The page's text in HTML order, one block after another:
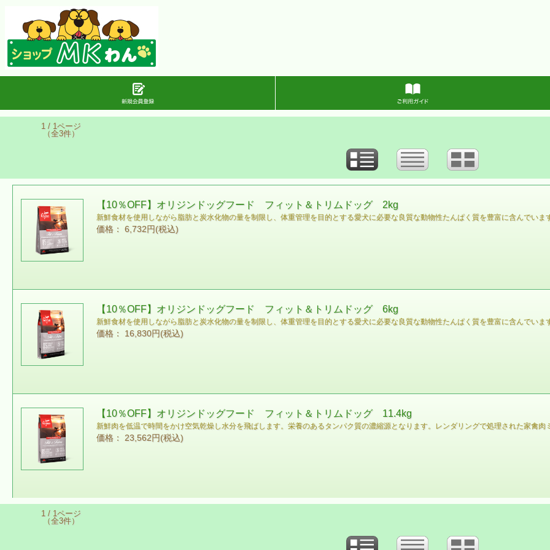
1 / 1ページ
（全3件）
【10％OFF】オリジンドッグフード フィット＆トリムドッグ 2kg
新鮮食材を使用しながら脂肪と炭水化物の量を制限し、体重管理を目的とする愛犬に必要な良質な動物性たんぱく質を豊富に含んでいま
価格： 6,732円(税込)
【10％OFF】オリジンドッグフード フィット＆トリムドッグ 6kg
新鮮食材を使用しながら脂肪と炭水化物の量を制限し、体重管理を目的とする愛犬に必要な良質な動物性たんぱく質を豊富に含んでいま
価格： 16,830円(税込)
【10％OFF】オリジンドッグフード フィット＆トリムドッグ 11.4kg
新鮮肉を低温で時間をかけ空気乾燥し水分を飛ばします。栄養のあるタンパク質の濃縮源となります。レンダリングで処理された家禽肉
価格： 23,562円(税込)
1 / 1ページ
（全3件）